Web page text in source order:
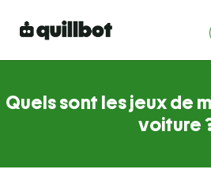
Quels sont les jeux de
voiture